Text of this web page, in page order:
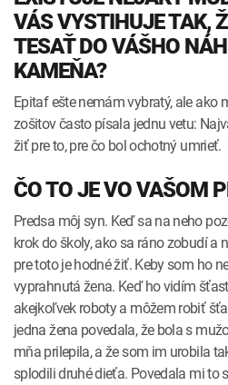
VÁS VYSTIHUJE TAK,
TESAŤ DO VÁŠHO
KAMEŇA?
Epitaf ešte nemám vybratý, ale ako
zošitov často písala jednu vetu:
žiť pre to, pre čo bol ochotný umrieť.
ČO TO JE VO VAŠOM
Predsa môj syn. Keď sa na neho
krok do školy, ako sa ráno zobudí a
pre toto je hodné žiť. Keby som ho
vyprahnutá žena. Keď ho vidím
akejkoľvek roboty a môžem robiť
jedna žena povedala, že bola s
mňa prilepila, a že som im urobila
splodili druhé dieťa. Povedala mi to